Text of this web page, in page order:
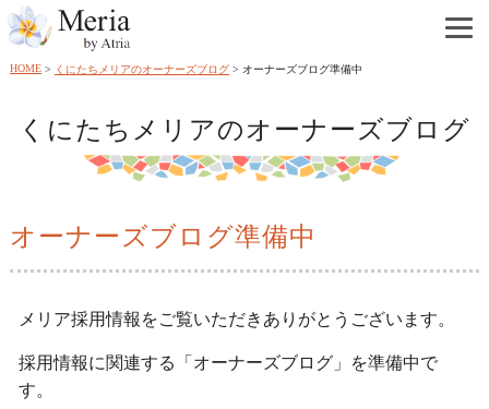
HOME くにたちメリアのオーナーズブログ オーナーズブログ準備中
くにたちメリアのオーナーズブログ
オーナーズブログ準備中
メリア採用情報をご覧いただきありがとうございます。
採用情報に関連する「オーナーズブログ」を準備中で
す。